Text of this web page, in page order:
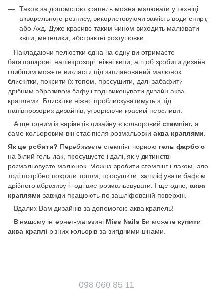
Також за допомогою крапель можна малювати у техніці
акварельного розпису, використовуючи замість води спирт,
або Ахд. Дуже красиво таким чином виходить малювати
квіти, метелики, абстрактні розтушовки.
Накладаючи пелюстки одна на одну ви отримаєте
багатошарові, напівпрозорі, ніжні квіти, а щоб зробити дизайн
глибшим можете викласти під запланований малюнок
блискітки, покрити їх топом, просушити, далі забафити
дрібним абразивом бафу і тоді виконувати дизайн аква
краплями. Блискітки ніжно проблискуватимуть з під
напівпрозорих дизайнів, утворюючи красиві переливи.
А ще одним із варіантів дизайну є кольоровий стемпінг, а
саме кольоровим він стає після розмальовки аква краплями
Як це робити? Перебиваєте стемпінг чорною гель фарбою
на білий гель-лак, просушуєте і далі, як у дитинстві
розмальовуєте малюнок. Можна зробити стемпінг і лаком, але
тоді потрібно покрити топом, просушити, зашліфувати бафом
дрібного абразиву і тоді вже розмальовувати. І ще одне, аква
краплями завжди працюють по зашліфованій поверхні.
Вдалих Вам дизайнів за допомогою аква крапель!
В нашому інтернет-магазині Miss Nails Ви можете купити
аква краплі різних кольорів за вигідними цінами.
098 060 85 11